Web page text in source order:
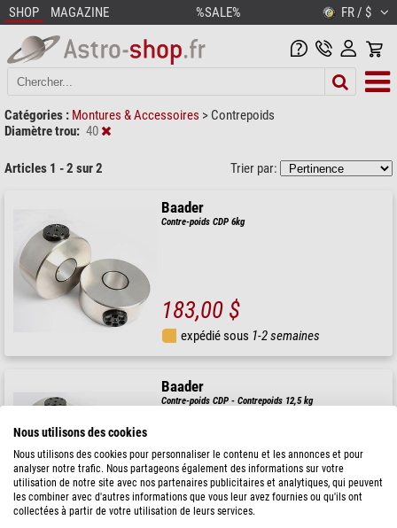
SHOP MAGAZINE %SALE% FR / $
Catégories : Montures & Accessoires > Contrepoids
Diamètre trou: 40
Articles 1 - 2 sur 2 Trier par:
Baader
Contre-poids CDP 6kg
183,00 $
expédié sous 1-2 semaines
Baader
Contre-poids CDP - Contrepoids 12,5 kg
277,00 $
expédié sous1-2 semaines
Nous utilisons des cookies
Nous utilisons des cookies pour personnaliser le contenu et les annonces et pour
analyser notre trafic. Nous partageons également des informations sur votre
utilisation de notre site avec nos partenaires publicitaires et analytiques, qui peuvent
les combiner avec d'autres informations que vous leur avez fournies ou qu'ils ont
collectées à partir de votre utilisation de leurs services.